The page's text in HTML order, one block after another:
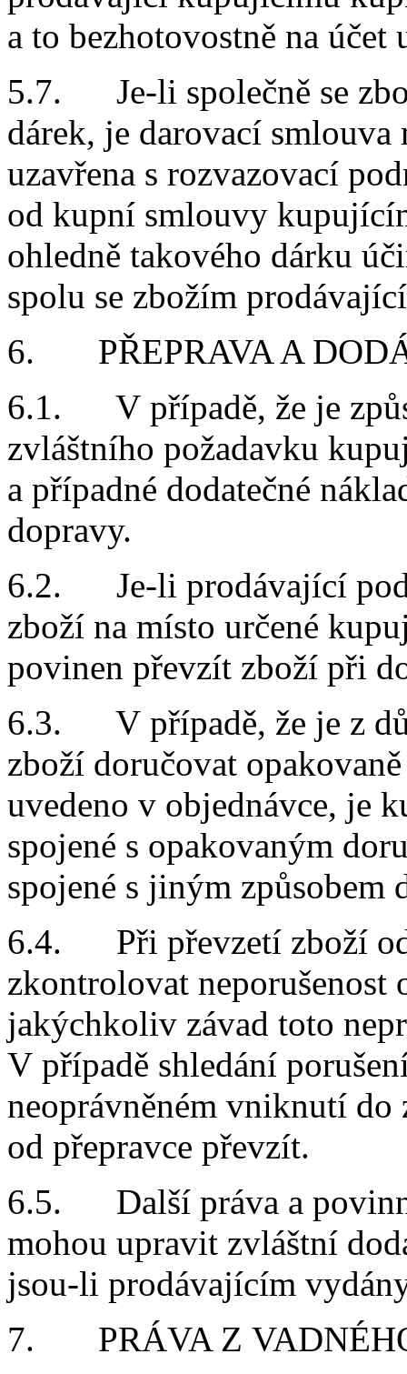
a to bezhotovostně na
5.7. Je-li společně se
dárek, je darovací
uzavřena s rozvazovací
od kupní smlouvy
ohledně takového dárku
spolu se zbožím
6. PŘEPRAVA A
6.1. V případě, že je
zvláštního požadavku
a případné dodatečné
dopravy.
6.2. Je-li prodávající
zboží na místo určené
povinen převzít zboží při
6.3. V případě, že je z
zboží doručovat
uvedeno v objednávce, je
spojené s opakovaným
spojené s jiným způsobem
6.4. Při převzetí zboží od
zkontrolovat neporušenost
jakýchkoliv závad toto
V případě shledání
neoprávněném vniknutí
od přepravce převzít.
6.5. Další práva a
mohou upravit zvláštní
jsou-li prodávajícím
7. PRÁVA Z